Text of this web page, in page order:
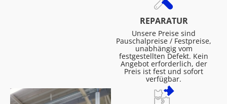
REPARATUR
Unsere Preise sind
Pauschalpreise / Festpreise,
unabhängig vom
festgestellten Defekt. Kein
Angebot erforderlich, der
Preis ist fest und sofort
verfügbar.